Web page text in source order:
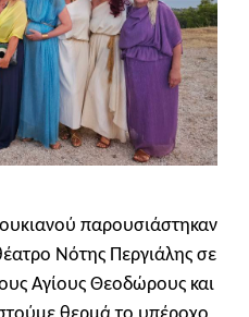
παρουσιάστηκαν
Νότης Περγιάλης σε
Αγίους Θεοδώρους και